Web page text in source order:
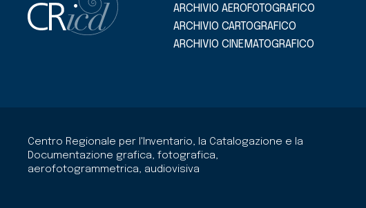
ARCHIVIO AEROFOTOGRAFICO
ARCHIVIO CARTOGRAFICO
ARCHIVIO CINEMATOGRAFICO
Centro Regionale per l'Inventario, la Catalogazione e la
Documentazione grafica, fotografica,
aerofotogrammetrica, audiovisiva